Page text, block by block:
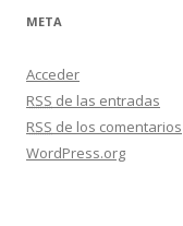
META
Acceder
RSS de las entradas
RSS de los comentarios
WordPress.org